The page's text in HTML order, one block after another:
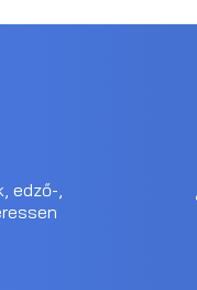
edző-,